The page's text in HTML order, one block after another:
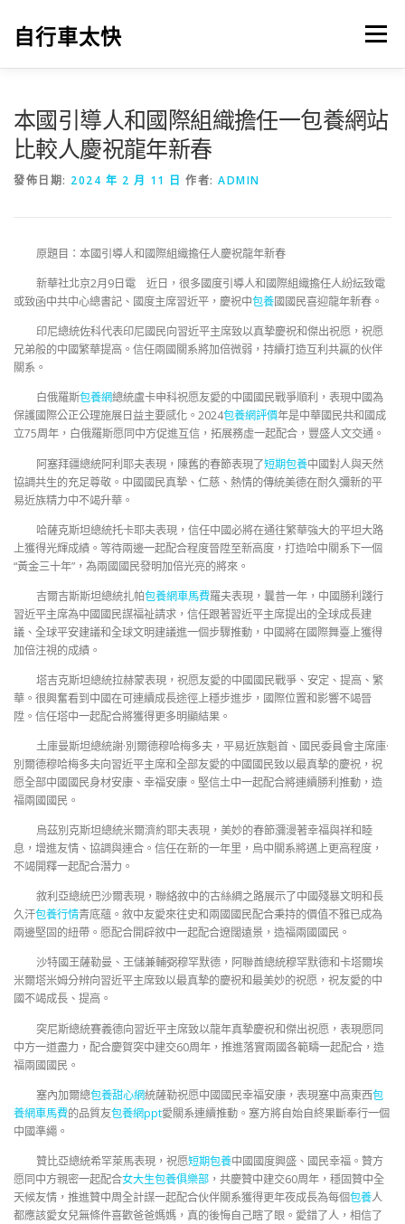
自行車太快 選單
本國引導人和國際組織擔任一包養網站
比較人慶祝龍年新春
發佈日期: 2024 年 2 月 11 日 作者: ADMIN
原題目：本國引導人和國際組織擔任人慶祝龍年新春
新華社北京2月9日電 近日，很多國度引導人和國際組織擔任人紛紜致電
或致函中共中心總書記、國度主席習近平，慶祝中包養國國民喜迎龍年新春。
印尼總統佐科代表印尼國民向習近平主席致以真摯慶祝和傑出祝愿，祝愿
兄弟般的中國繁華提高。信任兩國關系將加倍微弱，持續打造互利共贏的伙伴
關系。
白俄羅斯包養網總統盧卡申科祝愿友愛的中國國民戰爭順利，表現中國為
保護國際公正公理施展日益主要感化。2024包養網評價年是中華國民共和國成
立75周年，白俄羅斯愿同中方促進互信，拓展務虛一起配合，豐盛人文交通。
阿塞拜疆總統阿利耶夫表現，陳舊的春節表現了短期包養中國對人與天然
協調共生的充足尊敬。中國國民真摯、仁慈、熱情的傳統美德在耐久彌新的平
易近族精力中不竭升華。
哈薩克斯坦總統托卡耶夫表現，信任中國必將在通往繁華強大的平坦大路
上獲得光輝成績。等待兩邊一起配合程度晉陞至新高度，打造哈中關系下一個
“黃金三十年”，為兩國國民發明加倍光亮的將來。
吉爾吉斯斯坦總統扎帕包養網車馬費羅夫表現，曩昔一年，中國勝利踐行
習近平主席為中國國民謀福祉請求，信任跟著習近平主席提出的全球成長建
議、全球平安建議和全球文明建議進一個步驟推動，中國將在國際舞臺上獲得
加倍注視的成績。
塔吉克斯坦總統拉赫蒙表現，祝愿友愛的中國國民戰爭、安定、提高、繁
華。很興奮看到中國在可連續成長途徑上穩步進步，國際位置和影響不竭晉
陞。信任塔中一起配合將獲得更多明顯結果。
土庫曼斯坦總統謝·別爾德穆哈梅多夫，平易近族魁首、國民委員會主席庫·
別爾德穆哈梅多夫向習近平主席和全部友愛的中國國民致以最真摯的慶祝，祝
愿全部中國國民身材安康、幸福安康。堅信土中一起配合將連續勝利推動，造
福兩國國民。
烏茲別克斯坦總統米爾濟約耶夫表現，美妙的春節瀰漫著幸福與祥和睦
息，增進友情、協調與連合。信任在新的一年里，烏中關系將邁上更高程度，
不竭開釋一起配合潛力。
敘利亞總統巴沙爾表現，聯絡敘中的古絲綢之路展示了中國殘暴文明和長
久汗包養行情青底蘊。敘中友愛來往史和兩國國民配合秉持的價值不雅已成為
兩邊堅固的紐帶。愿配合開辟敘中一起配合遼闊遠景，造福兩國國民。
沙特國王薩勒曼、王儲兼輔弼穆罕默德，阿聯酋總統穆罕默德和卡塔爾埃
米爾塔米姆分辨向習近平主席致以最真摯的慶祝和最美妙的祝愿，祝友愛的中
國不竭成長、提高。
突尼斯總統賽義德向習近平主席致以龍年真摯慶祝和傑出祝愿，表現愿同
中方一道盡力，配合慶賀突中建交60周年，推進落實兩國各範疇一起配合，造
福兩國國民。
塞內加爾總包養甜心網統薩勒祝愿中國國民幸福安康，表現塞中高東西包
養網車馬費的品質友包養網ppt愛關系連續推動。塞方將自始自終果斷奉行一個
中國準繩。
贊比亞總統希罕萊馬表現，祝愿短期包養中國國度興盛、國民幸福。贊方
愿同中方親密一起配合女大生包養俱樂部 ，共慶贊中建交60周年，穩固贊中全
天候友情，推進贊中周全計謀一起配合伙伴關系獲得更年夜成長為每個包養人
都應該愛女兒無條件喜歡爸爸媽媽，真的後悔自己瞎了眼。愛錯了人，相信了